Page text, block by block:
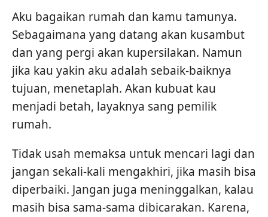
Aku bagaikan rumah dan kamu tamunya.
Sebagaimana yang datang akan kusambut
dan yang pergi akan kupersilakan. Namun
jika kau yakin aku adalah sebaik-baiknya
tujuan, menetaplah. Akan kubuat kau
menjadi betah, layaknya sang pemilik
rumah.
Tidak usah memaksa untuk mencari lagi dan
jangan sekali-kali mengakhiri, jika masih bisa
diperbaiki. Jangan juga meninggalkan, kalau
masih bisa sama-sama dibicarakan. Karena,